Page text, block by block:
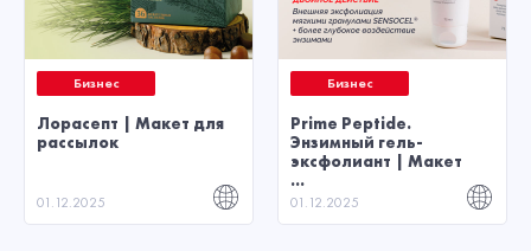
Бизнес
Лорасепт | Макет для
рассылок
01.12.2025
Бизнес
Prime Peptide.
Энзимный гель-
эксфолиант | Макет
...
01.12.2025